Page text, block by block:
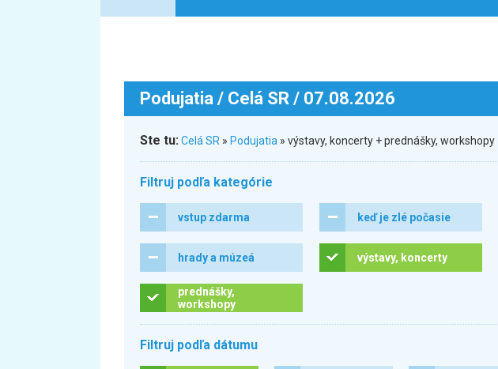
Podujatia / Celá SR / 07.08.2026
Ste tu:Celá SR » Podujatia » výstavy, koncerty + prednášky, workshopy
Filtruj podľa kategórie
vstup zdarma keď je zlé počasie
hrady a múzeá výstavy, koncerty
prednášky,
workshopy
Filtruj podľa dátumu